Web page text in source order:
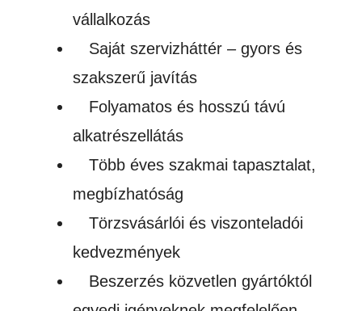
vállalkozás
Saját szervizháttér – gyors és
szakszerű javítás
Folyamatos és hosszú távú
alkatrészellátás
Több éves szakmai tapasztalat,
megbízhatóság
Törzsvásárlói és viszonteladói
kedvezmények
Beszerzés közvetlen gyártóktól